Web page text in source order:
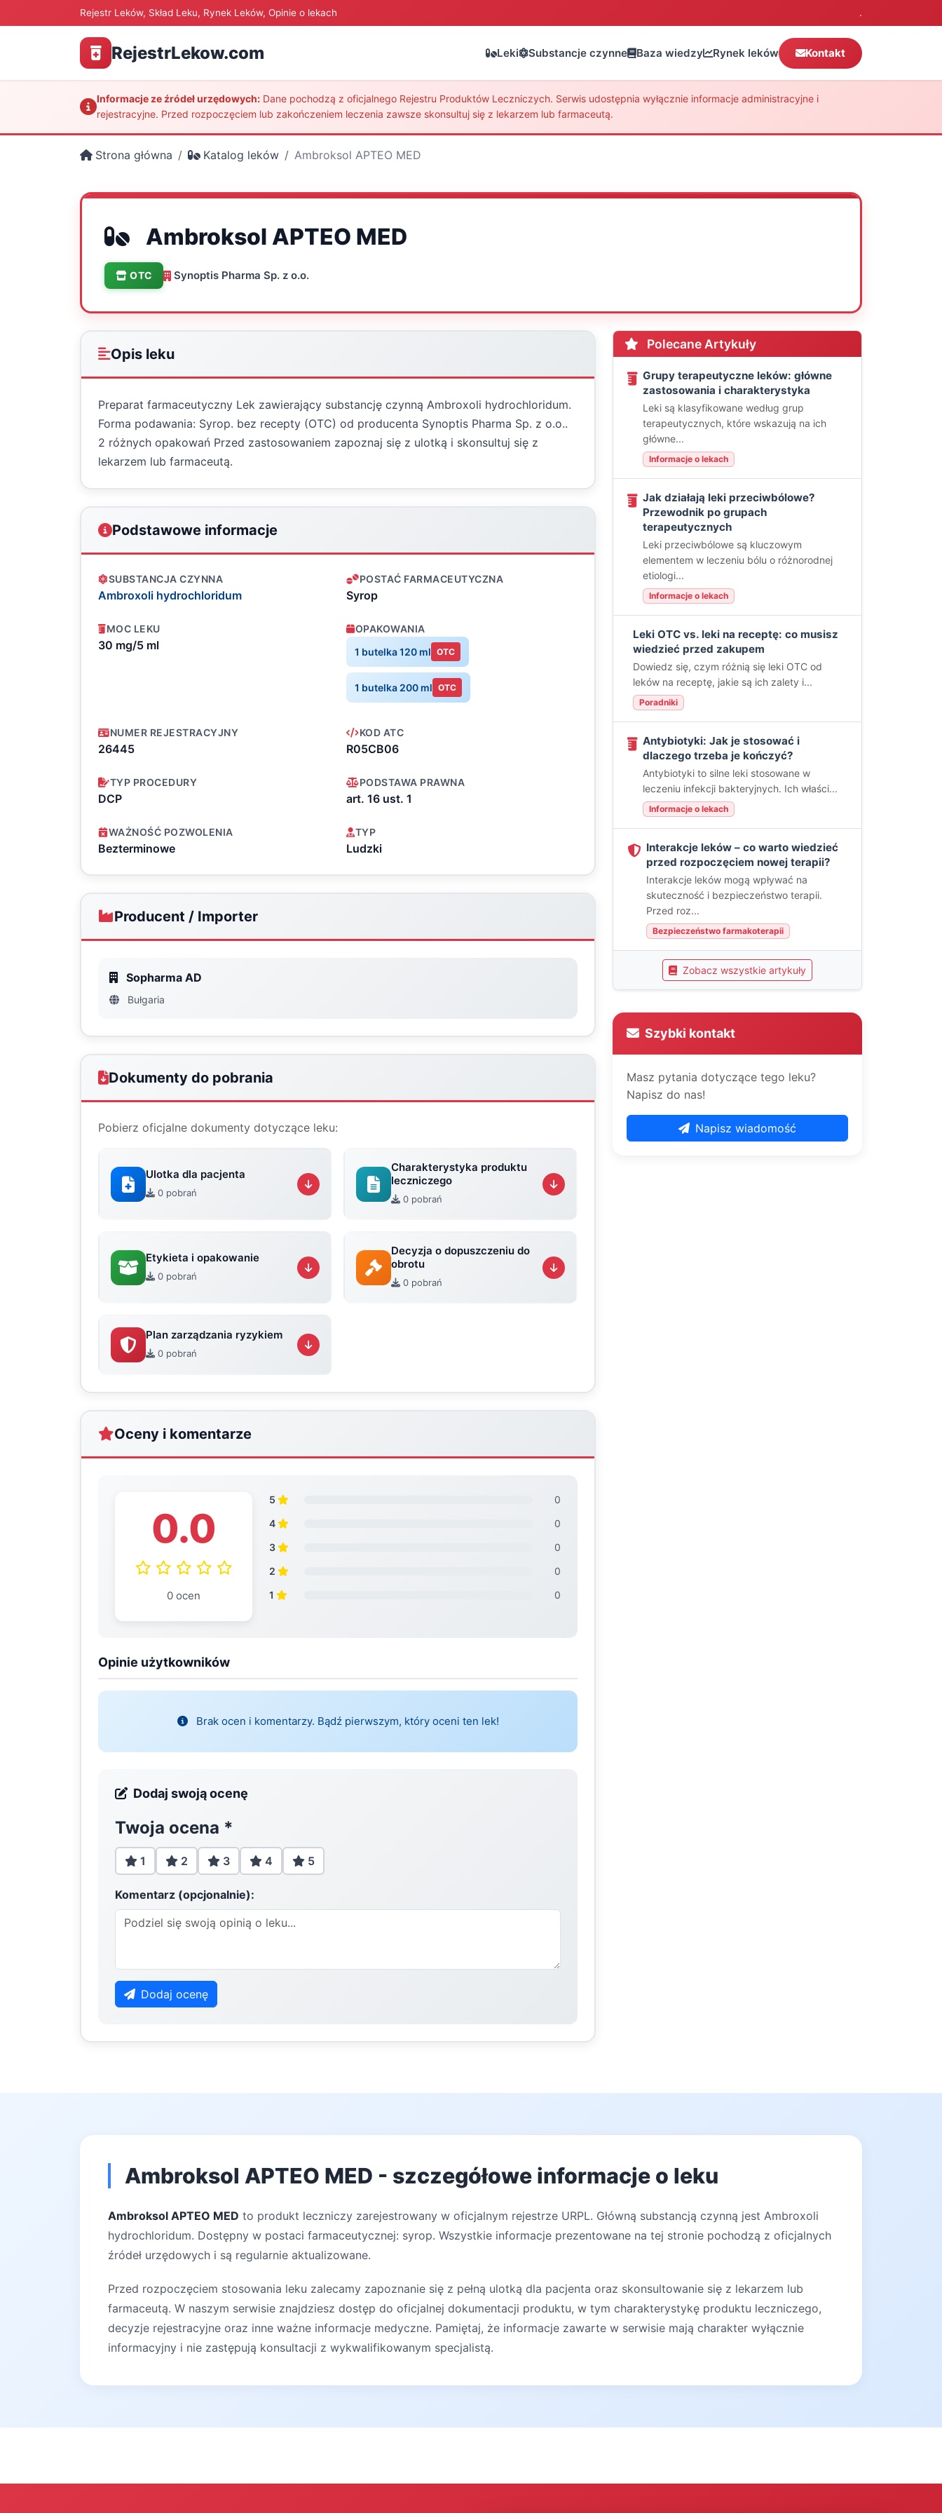
Rejestr Leków, Skład Leku, Rynek Leków, Opinie o lekach .
RejestrLekow.com Leki Substancje czynne Baza wiedzy Rynek leków Kontakt
Informacje ze źródeł urzędowych: Dane pochodzą z oficjalnego Rejestru Produktów Leczniczych. Serwis udostępnia wyłącznie informacje administracyjne i
rejestracyjne. Przed rozpoczęciem lub zakończeniem leczenia zawsze skonsultuj się z lekarzem lub farmaceutą.
Strona główna Katalog leków Ambroksol APTEO MED
Ambroksol APTEO MED
OTC Synoptis Pharma Sp. z o.o.
Opis leku
Preparat farmaceutyczny Lek zawierający substancję czynną Ambroxoli hydrochloridum.
Forma podawania: Syrop. bez recepty (OTC) od producenta Synoptis Pharma Sp. z o.o..
2 różnych opakowań Przed zastosowaniem zapoznaj się z ulotką i skonsultuj się z
lekarzem lub farmaceutą.
Podstawowe informacje
SUBSTANCJA CZYNNA
Ambroxoli hydrochloridum
POSTAĆ FARMACEUTYCZNA
Syrop
MOC LEKU
30 mg/5 ml
OPAKOWANIA
1 butelka 120 ml OTC
1 butelka 200 ml OTC
NUMER REJESTRACYJNY
26445
KOD ATC
R05CB06
TYP PROCEDURY
DCP
PODSTAWA PRAWNA
art. 16 ust. 1
WAŻNOŚĆ POZWOLENIA
Bezterminowe
TYP
Ludzki
Producent / Importer
Sopharma AD
Bułgaria
Dokumenty do pobrania
Pobierz oficjalne dokumenty dotyczące leku:
Ulotka dla pacjenta
0 pobrań
Charakterystyka produktu
leczniczego
0 pobrań
Etykieta i opakowanie
0 pobrań
Decyzja o dopuszczeniu do
obrotu
0 pobrań
Plan zarządzania ryzykiem
0 pobrań
Oceny i komentarze
0.0
0 ocen
5
0
4
0
3
0
2
0
1
0
Opinie użytkowników
Brak ocen i komentarzy. Bądź pierwszym, który oceni ten lek!
Dodaj swoją ocenę
Twoja ocena *
1 2 3 4 5
Komentarz (opcjonalnie):
Dodaj ocenę
Polecane Artykuły
Grupy terapeutyczne leków: główne
zastosowania i charakterystyka
Leki są klasyfikowane według grup
terapeutycznych, które wskazują na ich
główne...
Informacje o lekach
Jak działają leki przeciwbólowe?
Przewodnik po grupach
terapeutycznych
Leki przeciwbólowe są kluczowym
elementem w leczeniu bólu o różnorodnej
etiologi...
Informacje o lekach
Leki OTC vs. leki na receptę: co musisz
wiedzieć przed zakupem
Dowiedz się, czym różnią się leki OTC od
leków na receptę, jakie są ich zalety i...
Poradniki
Antybiotyki: Jak je stosować i
dlaczego trzeba je kończyć?
Antybiotyki to silne leki stosowane w
leczeniu infekcji bakteryjnych. Ich właści...
Informacje o lekach
Interakcje leków – co warto wiedzieć
przed rozpoczęciem nowej terapii?
Interakcje leków mogą wpływać na
skuteczność i bezpieczeństwo terapii.
Przed roz...
Bezpieczeństwo farmakoterapii
Zobacz wszystkie artykuły
Szybki kontakt
Masz pytania dotyczące tego leku?
Napisz do nas!
Napisz wiadomość
Ambroksol APTEO MED - szczegółowe informacje o leku
Ambroksol APTEO MED to produkt leczniczy zarejestrowany w oficjalnym rejestrze URPL. Główną substancją czynną jest Ambroxoli
hydrochloridum. Dostępny w postaci farmaceutycznej: syrop. Wszystkie informacje prezentowane na tej stronie pochodzą z oficjalnych
źródeł urzędowych i są regularnie aktualizowane.
Przed rozpoczęciem stosowania leku zalecamy zapoznanie się z pełną ulotką dla pacjenta oraz skonsultowanie się z lekarzem lub
farmaceutą. W naszym serwisie znajdziesz dostęp do oficjalnej dokumentacji produktu, w tym charakterystykę produktu leczniczego,
decyzje rejestracyjne oraz inne ważne informacje medyczne. Pamiętaj, że informacje zawarte w serwisie mają charakter wyłącznie
informacyjny i nie zastępują konsultacji z wykwalifikowanym specjalistą.